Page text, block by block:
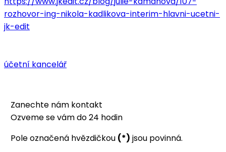
rozhovor-ing-nikola-kadlikova-interim-hlavni-ucetni-
jk-edit
účetní kancelář
Zanechte nám kontakt
Ozveme se vám do 24 hodin
Pole označená hvězdičkou (*) jsou povinná.